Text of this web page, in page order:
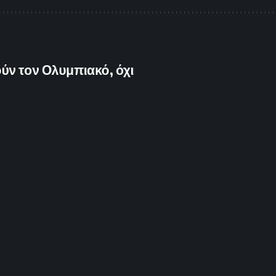
τον Ολυμπιακό, όχι